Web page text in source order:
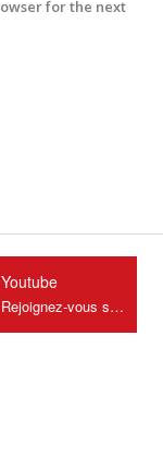
for the next
Youtube
Rejoignez-vous sur Youtube